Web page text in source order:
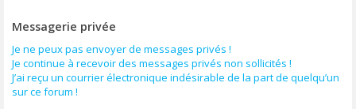
Messagerie privée
Je ne peux pas envoyer de messages privés !
Je continue à recevoir des messages privés non sollicités !
J’ai reçu un courrier électronique indésirable de la part de quelqu’un
sur ce forum !